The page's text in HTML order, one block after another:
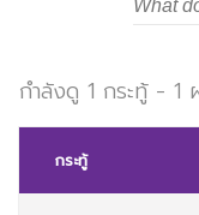
กำลังดู 1 กระทู้ - 1
กระทู้